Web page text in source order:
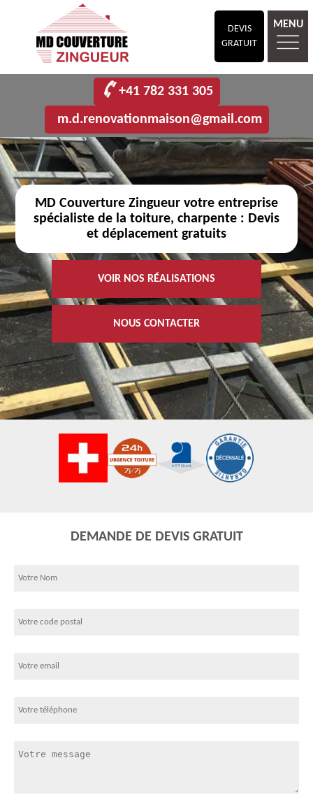
DEVIS
GRATUIT
MENU
+41 782 331 305
m.d.renovationmaison@gmail.com
MD Couverture Zingueur votre entreprise
spécialiste de la toiture, charpente : Devis
et déplacement gratuits
VOIR NOS RÉALISATIONS
NOUS CONTACTER
DEMANDE DE DEVIS GRATUIT